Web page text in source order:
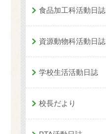
食品加工科活動日誌
資源動物科活動日誌
学校生活活動日誌
校長だより